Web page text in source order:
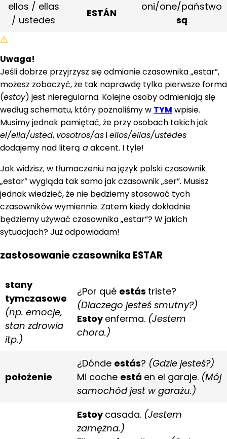
ellos / ellas
/ ustedes
ESTÁN
oni/one/państwo
są
Uwaga!
Jeśli dobrze przyjrzysz się odmianie czasownika „estar”,
możesz zobaczyć, że tak naprawdę tylko pierwsze forma
(estoy) jest nieregularna. Kolejne osoby odmieniają się
według schematu, który poznaliśmy w TYM wpisie.
Musimy jednak pamiętać, że przy osobach takich jak
el/ella/usted, vosotros/asiellos/ellas/ustedes
dodajemy nad literą aakcent. I tyle!
Jak widzisz, w tłumaczeniu na język polski czasownik
„estar” wygląda tak samo jak czasownik „ser”. Musisz
jednak wiedzieć, że nie będziemy stosować tych
czasowników wymiennie. Zatem kiedy dokładnie
będziemy używać czasownika „estar”? W jakich
sytuacjach? Już odpowiadam!
zastosowanie czasownika ESTAR
stany
tymczasowe
(np. emocje,
stan zdrowia
itp.)
¿Por qué estás triste?
(Dlaczego jesteś smutny?)
Estoyenferma. (Jestem
chora.)
położenie
¿Dónde estás? (Gdzie jesteś?)
Mi coche está en el garaje. (Mój
samochód jest w garażu.)
Estoycasada. (Jestem
zamężna.)